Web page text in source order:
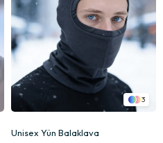
3
Unisex Yün Balaklava